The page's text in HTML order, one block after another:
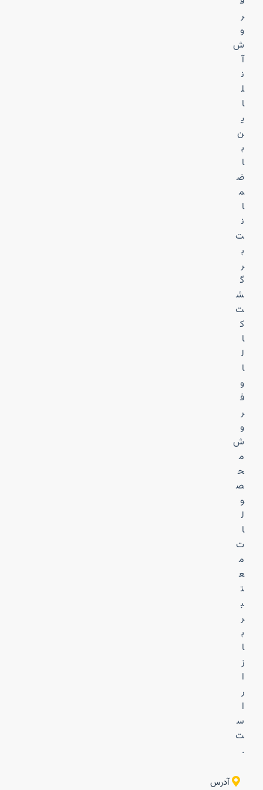
ر
و
ش
آ
ن
ل
ا
ی
ن
ب
ا
ض
م
ا
ن
ت
ب
ر
گ
ش
ت
ک
ا
ل
ا
و
ف
ر
و
ش
م
ح
ص
و
ل
ا
ت
م
ع
ت
ب
ر
ب
ا
ز
ا
ر
ا
س
ت
.
آدرس